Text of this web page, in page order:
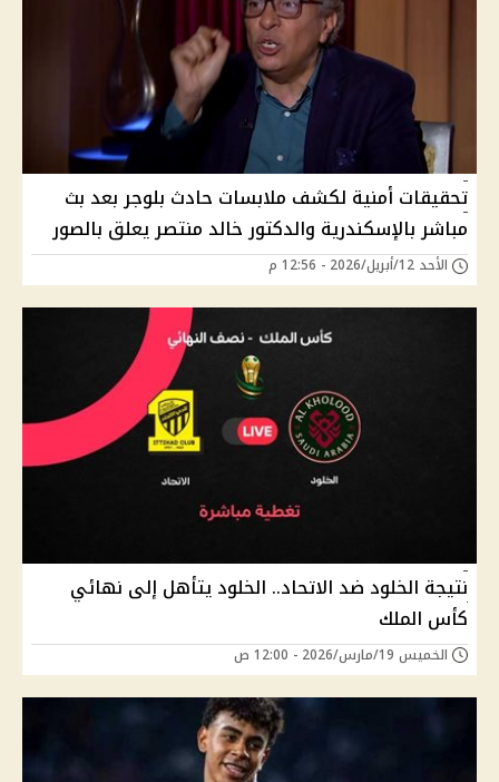
تحقيقات أمنية لكشف ملابسات حادث بلوجر بعد بث
مباشر بالإسكندرية والدكتور خالد منتصر يعلق بالصور
الأحد 12/أبريل/2026 - 12:56 م
نتيجة الخلود ضد الاتحاد.. الخلود يتأهل إلى نهائي
كأس الملك
الخميس 19/مارس/2026 - 12:00 ص